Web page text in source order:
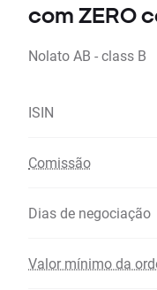
com ZERO
Nolato AB - class B
ISIN
Comissão
Dias de negociação
Valor mínimo da